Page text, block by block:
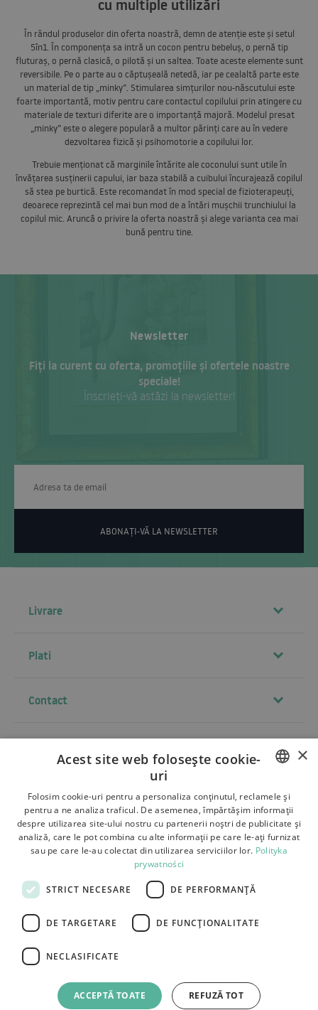
cu multiple utilizări
În rândul produselor din oferta noastră, demn de atenție este și setul
5în1. În componența sa intră un cocon pentru bebeluș, o pernă tip
fluturaș, o pernă clasică, o pilotă și un saltea. Toate aceste elemente sunt
reversibile. Pe o parte au o căptușeală netedă, iar pe cealaltă parte este
un material de tip „minky”. Stimularea simțurilor nou-născutului este
foarte importantă, motiv pentru care contactul copilului prin atingere cu
materiale de texturi diferite are o importanță majoră. Modelul presat
„minky” este o alegere populară a multor părinți care au în vedere
dezvoltarea fizică și psihomotorie a copilului lor.
Trebuie menționat că marginile întărite ale coconului sunt utile în
învățarea susținerii capului, iar baza stabilă a cuibului încurajează copilul
să stea pe burtică. Este recomandat în mod special de fizioterapeuți,
deoarece reprezintă cel mai bun mod de a întări mușchii trunchiului la
copilul mic. Aruncă o privire la oferta noastră și alege varianta cea mai
bună pentru tine.
Newsletter
Fiți la curent cu oferta, promoțiile și ofertele noastre
speciale!
Înscrieți-vă astăzi la newsletter!
ABONAȚI-VĂ LA NEWSLETTER
Livrare
Plati
Contact
Retururi si reclamatii
Contact
e-commerce platform by:
POLISH
BULGARIAN
CZECH
SPANISH
ROMANIAN
×
Acest site web folosește cookie-
uri
Folosim cookie-uri pentru a personaliza conținutul, reclamele și
pentru a ne analiza traficul. De asemenea, împărtășim informații
despre utilizarea site-ului nostru cu partenerii noștri de publicitate și
analiză, care le pot combina cu alte informații pe care le-ați furnizat
sau pe care le-au colectat din utilizarea serviciilor lor. Polityka
prywatności
STRICT NECESARE DE PERFORMANȚĂ
DE TARGETARE DE FUNCŢIONALITATE
NECLASIFICATE
ACCEPTĂ TOATE REFUZĂ TOT